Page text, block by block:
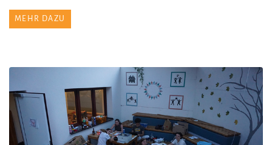
MEHR DAZU